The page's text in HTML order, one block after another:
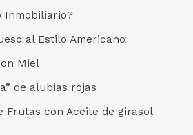
Inmobiliario?
al Estilo Americano
Miel
de alubias rojas
Frutas con Aceite de girasol